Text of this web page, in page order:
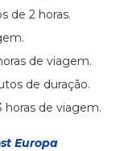
de 2 horas.
de viagem.
de duração.
de viagem.
Europa